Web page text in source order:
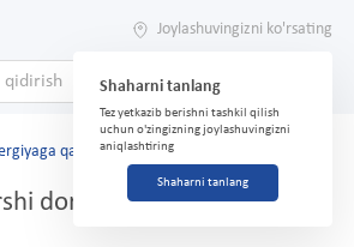
Joylashuvingizni ko'rsating
Shaharni tanlang
Tez yetkazib berishni tashkil qilish
uchun o'zingizning joylashuvingizni
aniqlashtiring
Shaharni tanlang
qarshi dorilar
dorilar